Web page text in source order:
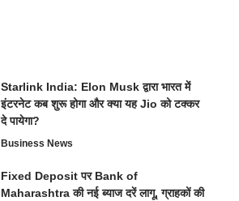
Starlink India: Elon Musk द्वारा भारत में
इंटरनेट कब शुरू होगा और क्या यह Jio को टक्कर
दे पायेगा?
Business News
Fixed Deposit पर Bank of
Maharashtra की नई ब्याज दरें लागू, ग्राहकों की